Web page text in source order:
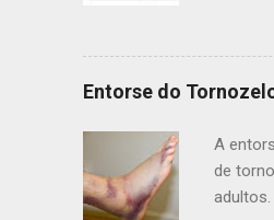
ombro
eficaz,
Entorse do
A
de